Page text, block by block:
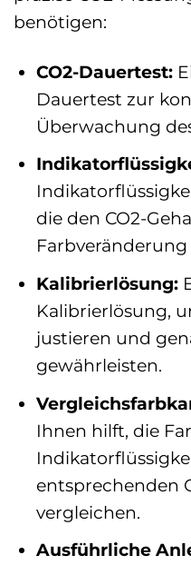
benötigen:
CO2-Dauertest:
Dauertest zur
Überwachung
die den CO2-
Kalibrierlösung:
Kalibrierlösung,
justieren und
gewährleisten.
Ihnen hilft, die
entsprechenden
vergleichen.
Ausführliche